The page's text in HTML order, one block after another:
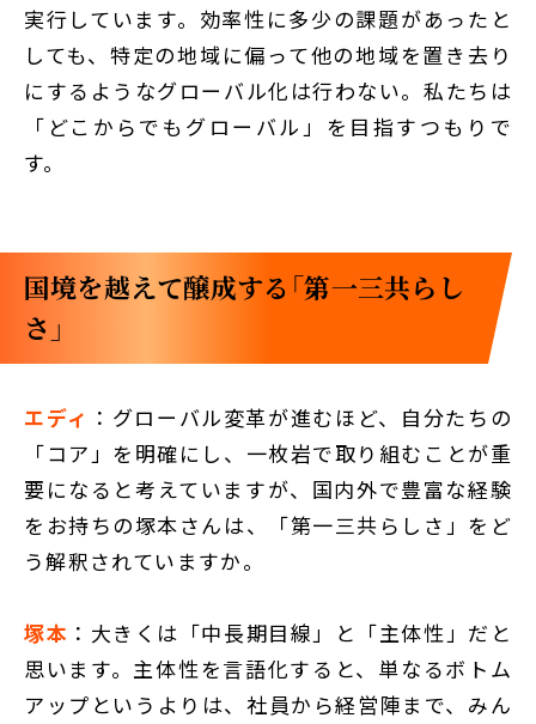
実行しています。効率性に多少の課題があったと
しても、特定の地域に偏って他の地域を置き去り
にするようなグローバル化は行わない。私たちは
「どこからでもグローバル」を目指すつもりで
す。
国境を越えて醸成する「第一三共らし
さ」
エディ ：グローバル変革が進むほど、自分たちの
「コア」を明確にし、一枚岩で取り組むことが重
要になると考えていますが、国内外で豊富な経験
をお持ちの塚本さんは、「第一三共らしさ」をど
う解釈されていますか。
塚本 ：大きくは「中長期目線」と「主体性」だと
思います。主体性を言語化すると、単なるボトム
アップというよりは、社員から経営陣まで、みん